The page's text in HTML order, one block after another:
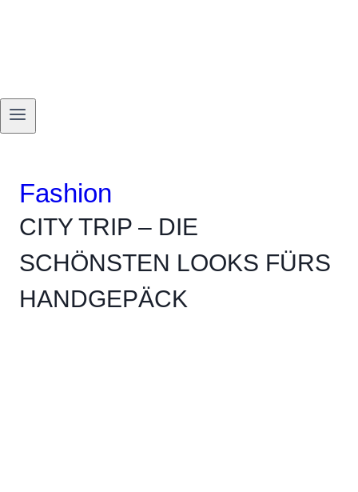
Fashion
CITY TRIP – DIE
SCHÖNSTEN LOOKS FÜRS
HANDGEPÄCK